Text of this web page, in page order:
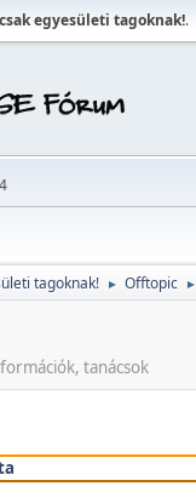
egyesületi tagoknak!.
tagoknak! ► Offtopic ►
tanácsok